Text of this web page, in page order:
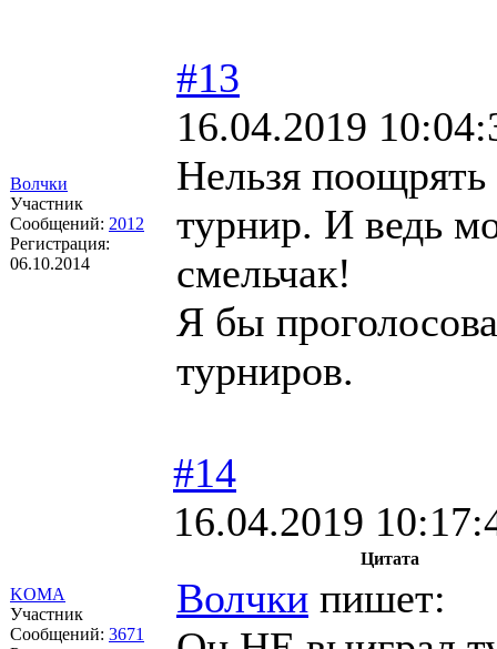
Волчки
Участник
Сообщений: 2012
Регистрация:
06.10.2014
#13
16.04.2019
Нельзя
турнир. И ведь
смельчак!
Я бы
турниров.
KOMA
Участник
Сообщений: 3671
#14
16.04.2019
Цитата
Волчки пишет: